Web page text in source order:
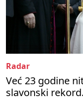
Radar
Već 23 godine
slavonski